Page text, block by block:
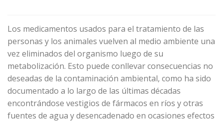
Los medicamentos usados para el tratamiento de las
personas y los animales vuelven al medio ambiente una
vez eliminados del organismo luego de su
metabolización. Esto puede conllevar consecuencias no
deseadas de la contaminación ambiental, como ha sido
documentado a lo largo de las últimas décadas
encontrándose vestigios de fármacos en ríos y otras
fuentes de agua y desencadenado en ocasiones efectos